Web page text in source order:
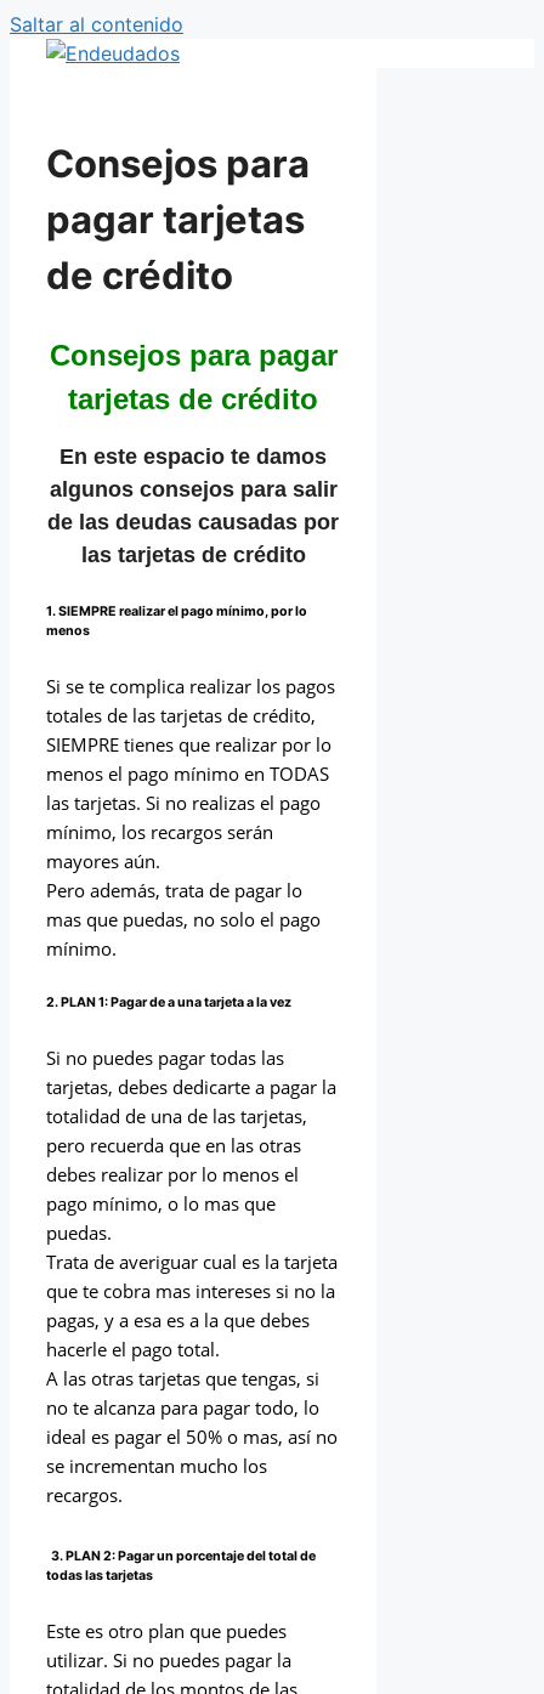
Saltar al contenido
Consejos para
pagar tarjetas
de crédito
Consejos para pagar
tarjetas de crédito
En este espacio te damos
algunos consejos para salir
de las deudas causadas por
las tarjetas de crédito
1. SIEMPRE realizar el pago mínimo, por lo
menos
Si se te complica realizar los pagos
totales de las tarjetas de crédito,
SIEMPRE tienes que realizar por lo
menos el pago mínimo en TODAS
las tarjetas. Si no realizas el pago
mínimo, los recargos serán
mayores aún.
Pero además, trata de pagar lo
mas que puedas, no solo el pago
mínimo.
2. PLAN 1: Pagar de a una tarjeta a la vez
Si no puedes pagar todas las
tarjetas, debes dedicarte a pagar la
totalidad de una de las tarjetas,
pero recuerda que en las otras
debes realizar por lo menos el
pago mínimo, o lo mas que
puedas.
Trata de averiguar cual es la tarjeta
que te cobra mas intereses si no la
pagas, y a esa es a la que debes
hacerle el pago total.
A las otras tarjetas que tengas, si
no te alcanza para pagar todo, lo
ideal es pagar el 50% o mas, así no
se incrementan mucho los
recargos.
3. PLAN 2: Pagar un porcentaje del total de
todas las tarjetas
Este es otro plan que puedes
utilizar. Si no puedes pagar la